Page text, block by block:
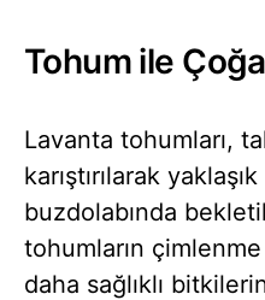
Tohum ile
Lavanta tohumları,
karıştırılarak
buzdolabında
tohumların
daha sağlıklı